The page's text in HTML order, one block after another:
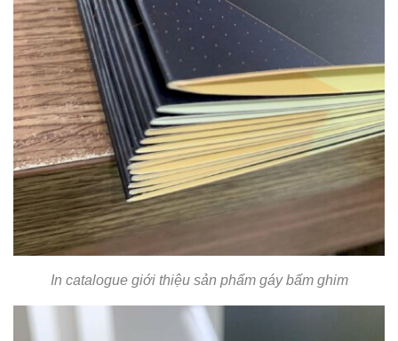
In catalogue giới thiệu sản phẩm gáy bấm ghim